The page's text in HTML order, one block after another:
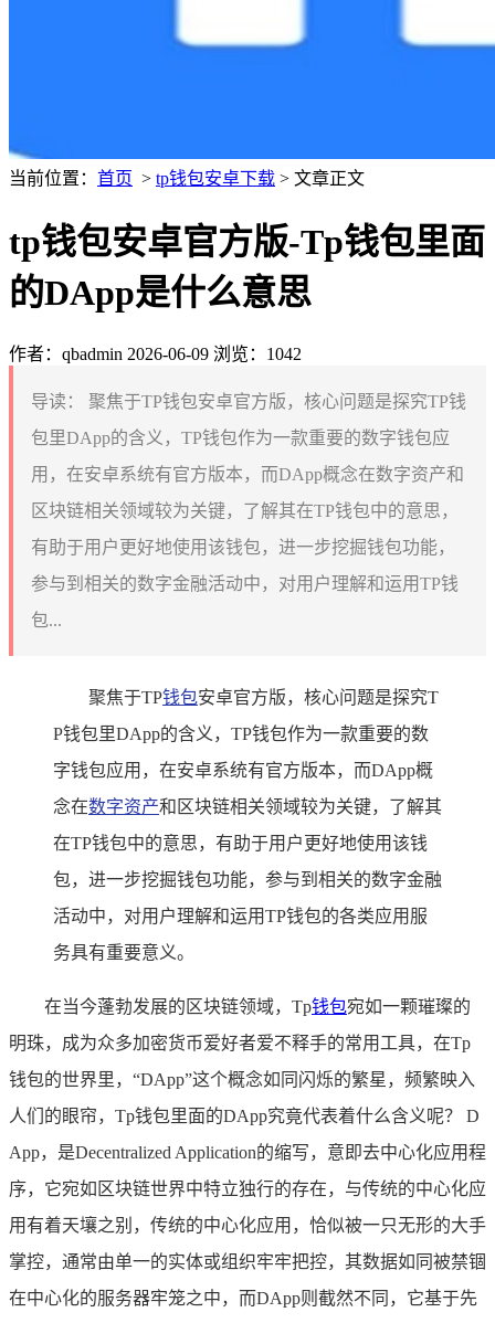
当前位置： 首页 > tp钱包安卓下载 > 文章正文
tp钱包安卓官方版-Tp钱包里面
的DApp是什么意思
作者：qbadmin 2026-06-09 浏览：1042
导读：
聚焦于TP钱包安卓官方版，核心问题是探究TP钱
包里DApp的含义，TP钱包作为一款重要的数字钱包应
用，在安卓系统有官方版本，而DApp概念在数字资产和
区块链相关领域较为关键，了解其在TP钱包中的意思，
有助于用户更好地使用该钱包，进一步挖掘钱包功能，
参与到相关的数字金融活动中，对用户理解和运用TP钱
包...
聚焦于TP钱包安卓官方版，核心问题是探究T
P钱包里DApp的含义，TP钱包作为一款重要的数
字钱包应用，在安卓系统有官方版本，而DApp概
念在数字资产和区块链相关领域较为关键，了解其
在TP钱包中的意思，有助于用户更好地使用该钱
包，进一步挖掘钱包功能，参与到相关的数字金融
活动中，对用户理解和运用TP钱包的各类应用服
务具有重要意义。
在当今蓬勃发展的区块链领域，Tp钱包宛如一颗璀璨的
明珠，成为众多加密货币爱好者爱不释手的常用工具，在Tp
钱包的世界里，“DApp”这个概念如同闪烁的繁星，频繁映入
人们的眼帘，Tp钱包里面的DApp究竟代表着什么含义呢？ D
App，是Decentralized Application的缩写，意即去中心化应用程
序，它宛如区块链世界中特立独行的存在，与传统的中心化应
用有着天壤之别，传统的中心化应用，恰似被一只无形的大手
掌控，通常由单一的实体或组织牢牢把控，其数据如同被禁锢
在中心化的服务器牢笼之中，而DApp则截然不同，它基于先